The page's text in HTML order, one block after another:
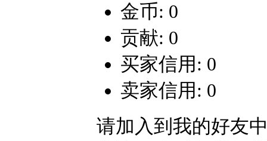
金币: 0
贡献: 0
买家信用: 0
卖家信用: 0
请加入到我的好友